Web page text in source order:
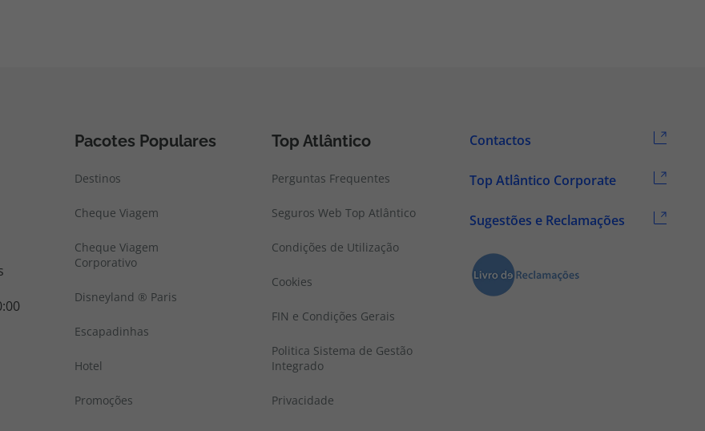
Pacotes Populares
Destinos
Cheque Viagem
Cheque Viagem
Corporativo
Disneyland ® Paris
Escapadinhas
Hotel
Promoções
Top Atlântico
Perguntas Frequentes
Seguros Web Top Atlântico
Condições de Utilização
Cookies
FIN e Condições Gerais
Politica Sistema de Gestão
Integrado
Privacidade
Contactos
Top Atlântico Corporate
Sugestões e Reclamações